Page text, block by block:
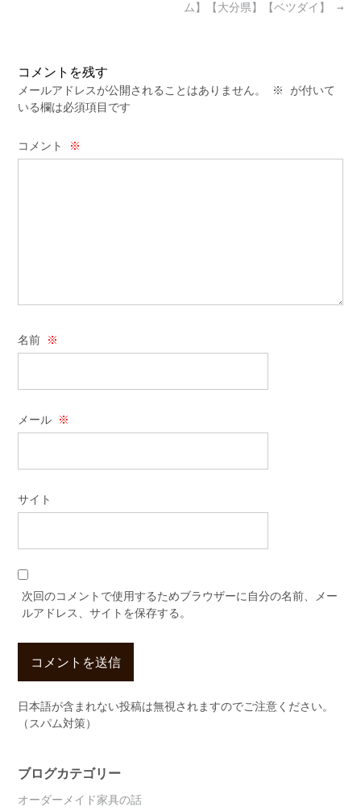
ム】【大分県】【ベツダイ】 →
コメントを残す
メールアドレスが公開されることはありません。 ※
が付いて
いる欄は必須項目です
コメント ※
名前 ※
メール ※
サイト
次回のコメントで使用するためブラウザーに自分の名前、メー
ルアドレス、サイトを保存する。
日本語が含まれない投稿は無視されますのでご注意ください。
（スパム対策）
ブログカテゴリー
オーダーメイド家具の話